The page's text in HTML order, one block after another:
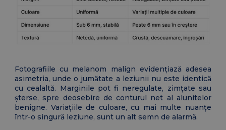
Fotografiile cu melanom malign evidențiază adesea
asimetria, unde o jumătate a leziunii nu este identică
cu cealaltă. Marginile pot fi neregulate, zimțate sau
șterse, spre deosebire de conturul net al alunitelor
benigne. Variațiile de culoare, cu mai multe nuanțe
într-o singură leziune, sunt un alt semn de alarmă.